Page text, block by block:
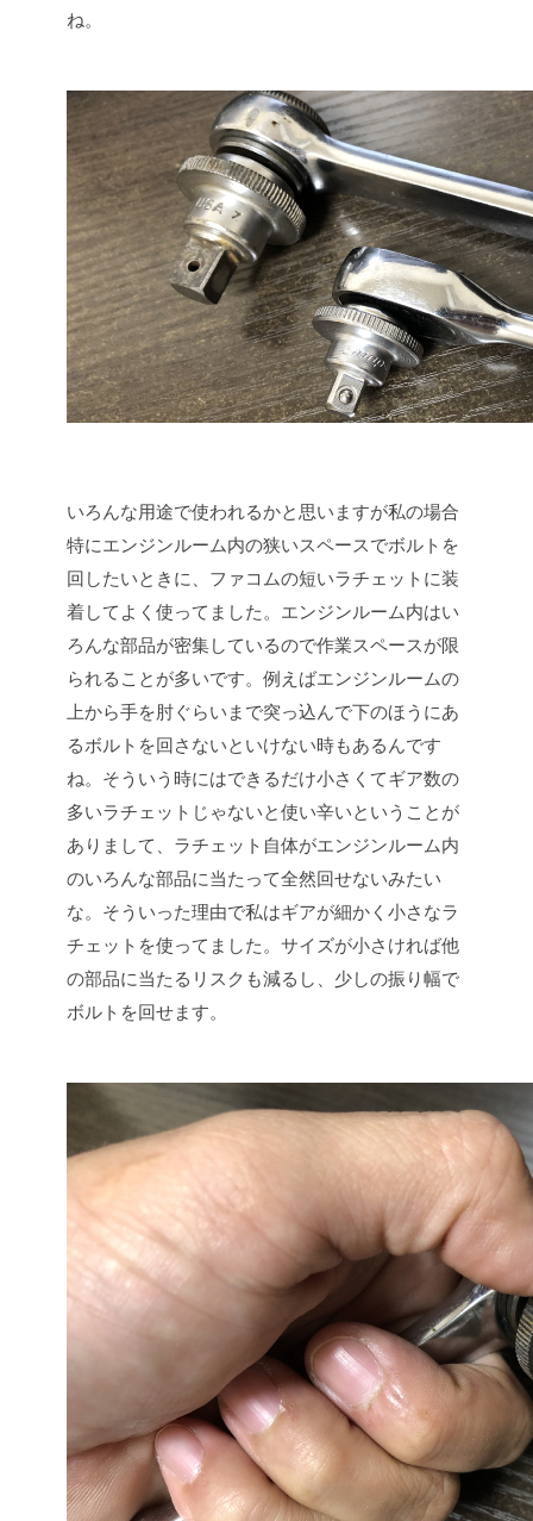
ね。
いろんな用途で使われるかと思いますが私の場合
特にエンジンルーム内の狭いスペースでボルトを
回したいときに、ファコムの短いラチェットに装
着してよく使ってました。エンジンルーム内はい
ろんな部品が密集しているので作業スペースが限
られることが多いです。例えばエンジンルームの
上から手を肘ぐらいまで突っ込んで下のほうにあ
るボルトを回さないといけない時もあるんです
ね。そういう時にはできるだけ小さくてギア数の
多いラチェットじゃないと使い辛いということが
ありまして、ラチェット自体がエンジンルーム内
のいろんな部品に当たって全然回せないみたい
な。そういった理由で私はギアが細かく小さなラ
チェットを使ってました。サイズが小さければ他
の部品に当たるリスクも減るし、少しの振り幅で
ボルトを回せます。